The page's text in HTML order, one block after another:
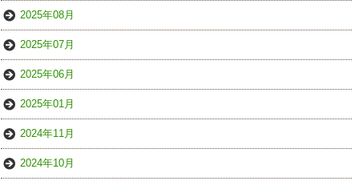
2025年08月
2025年07月
2025年06月
2025年01月
2024年11月
2024年10月